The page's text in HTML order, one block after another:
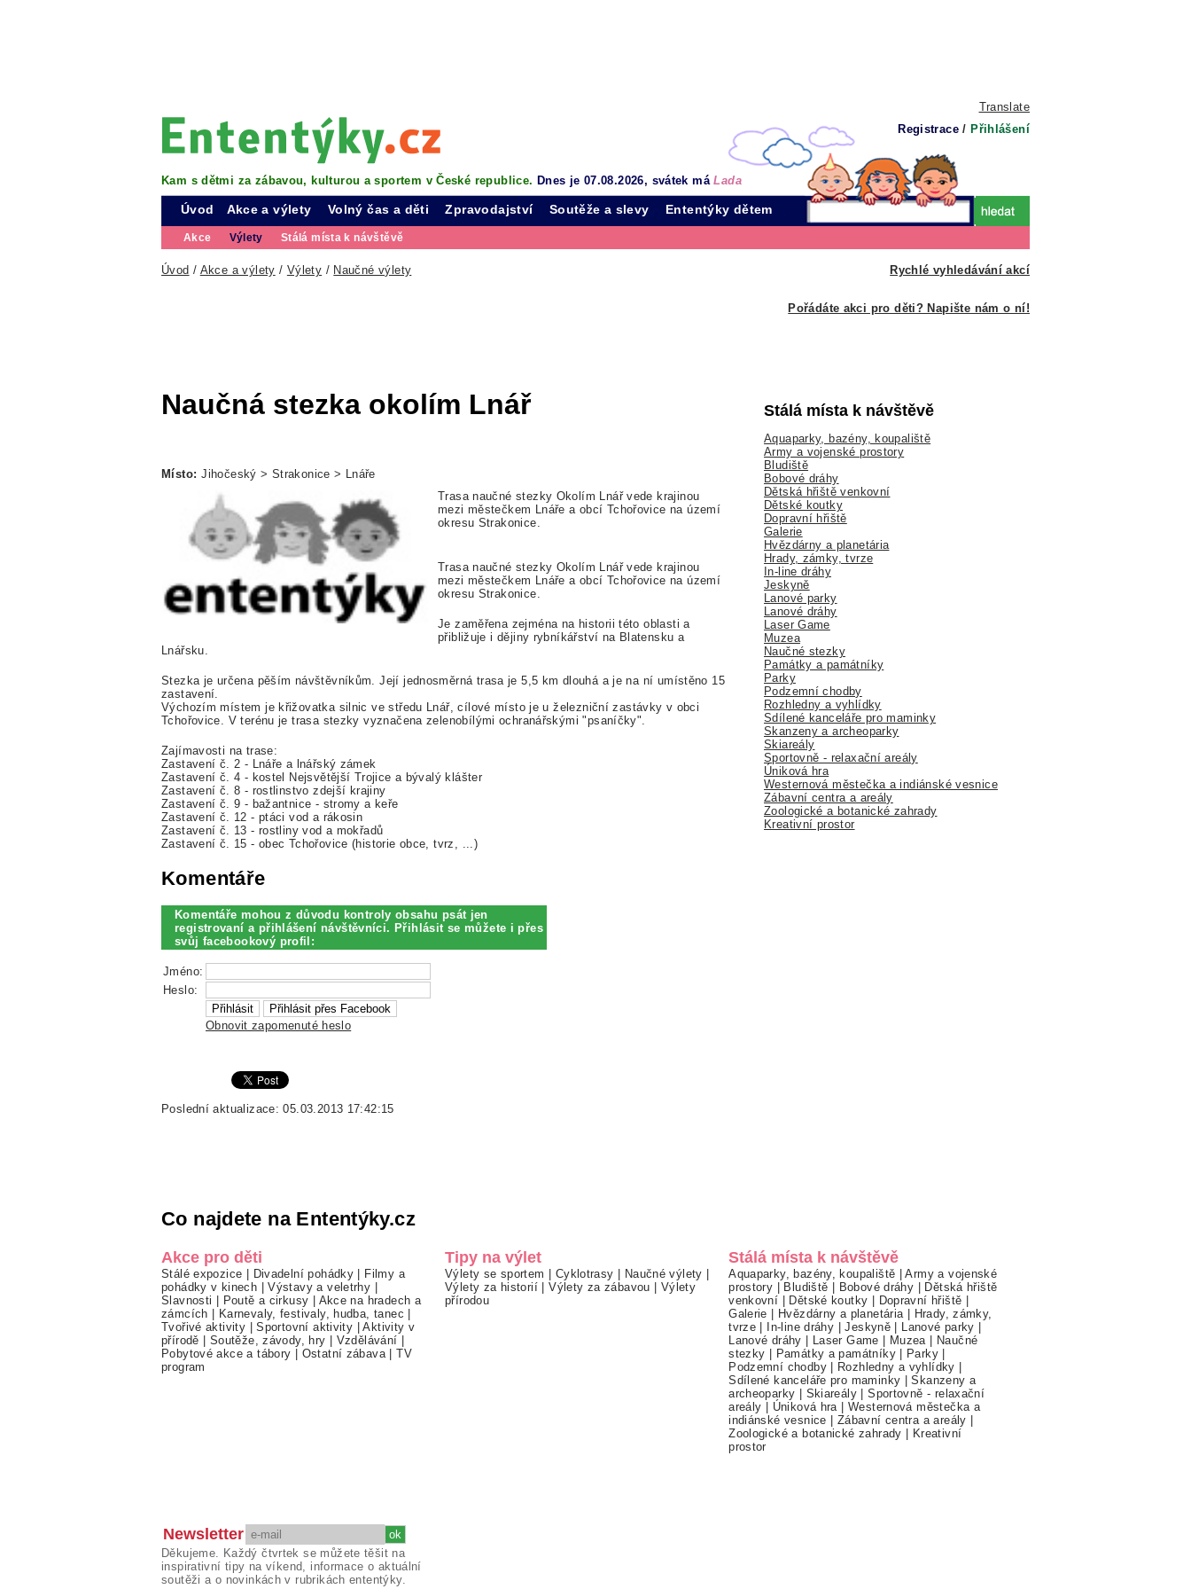
Translate
Registrace / Přihlášení
Kam s dětmi za zábavou, kulturou a sportem v České republice. Dnes je 07.08.2026, svátek máLada
Úvod Akce a výlety
Akce Výlety Stálá místa k návštěvě
Volný čas a děti Zpravodajství Soutěže a slevy Ententýky dětem
Rychlé vyhledávání akcí
Úvod / Akce a výlety / Výlety / Naučné výlety
Pořádáte akci pro děti? Napište nám o ní!
Naučná stezka okolím Lnář
Místo: Jihočeský > Strakonice > Lnáře
Trasa naučné stezky Okolím Lnář vede krajinou
mezi městečkem Lnáře a obcí Tchořovice na území
okresu Strakonice.
Trasa naučné stezky Okolím Lnář vede krajinou
mezi městečkem Lnáře a obcí Tchořovice na území
okresu Strakonice.
Je zaměřena zejména na historii této oblasti a
přibližuje i dějiny rybníkářství na Blatensku a
Lnářsku.
Stezka je určena pěším návštěvníkům. Její jednosměrná trasa je 5,5 km dlouhá a je na ní umístěno 15
zastavení.
Výchozím místem je křižovatka silnic ve středu Lnář, cílové místo je u železniční zastávky v obci
Tchořovice. V terénu je trasa stezky vyznačena zelenobílými ochranářskými "psaníčky".
Zajímavosti na trase:
Zastavení č. 2 - Lnáře a lnářský zámek
Zastavení č. 4 - kostel Nejsvětější Trojice a bývalý klášter
Zastavení č. 8 - rostlinstvo zdejší krajiny
Zastavení č. 9 - bažantnice - stromy a keře
Zastavení č. 12 - ptáci vod a rákosin
Zastavení č. 13 - rostliny vod a mokřadů
Zastavení č. 15 - obec Tchořovice (historie obce, tvrz, ...)
Komentáře
Komentáře mohou z důvodu kontroly obsahu psát jen
registrovaní a přihlášení návštěvníci. Přihlásit se můžete i přes
svůj facebookový profil:
Jméno:
Heslo:
Obnovit zapomenuté heslo
Poslední aktualizace: 05.03.2013 17:42:15
Stálá místa k návštěvě
Aquaparky, bazény, koupaliště
Army a vojenské prostory
Bludiště
Bobové dráhy
Dětská hřiště venkovní
Dětské koutky
Dopravní hřiště
Galerie
Hvězdárny a planetária
Hrady, zámky, tvrze
In-line dráhy
Jeskyně
Lanové parky
Lanové dráhy
Laser Game
Muzea
Naučné stezky
Památky a památníky
Parky
Podzemní chodby
Rozhledny a vyhlídky
Sdílené kanceláře pro maminky
Skanzeny a archeoparky
Skiareály
Sportovně - relaxační areály
Úniková hra
Westernová městečka a indiánské vesnice
Zábavní centra a areály
Zoologické a botanické zahrady
Kreativní prostor
Co najdete na Ententýky.cz
Akce pro děti
Stálé expozice | Divadelní pohádky | Filmy a
pohádky v kinech |Výstavy a veletrhy |
Slavnosti | Poutě a cirkusy | Akce na hradech a
zámcích | Karnevaly, festivaly, hudba, tanec |
Tvořivé aktivity |Sportovní aktivity |Aktivity v
přírodě | Soutěže, závody, hry | Vzdělávání |
Pobytové akce a tábory | Ostatní zábava |TV
program
Tipy na výlet
Výlety se sportem | Cyklotrasy | Naučné výlety |
Výlety za historií |Výlety za zábavou | Výlety
přírodou
Stálá místa k návštěvě
Aquaparky, bazény, koupaliště |Army a vojenské
prostory | Bludiště | Bobové dráhy | Dětská hřiště
venkovní | Dětské koutky | Dopravní hřiště |
Galerie | Hvězdárny a planetária | Hrady, zámky,
tvrze | In-line dráhy |Jeskyně | Lanové parky |
Lanové dráhy | Laser Game | Muzea | Naučné
stezky | Památky a památníky| Parky |
Podzemní chodby| Rozhledny a vyhlídky |
Sdílené kanceláře pro maminky |Skanzeny a
archeoparky | Skiareály |Sportovně - relaxační
areály | Úniková hra |Westernová městečka a
indiánské vesnice | Zábavní centra a areály |
Zoologické a botanické zahrady | Kreativní
prostor
Newsletter
Děkujeme. Každý čtvrtek se můžete těšit na
inspirativní tipy na víkend, informace o aktuální
soutěži a o novinkách v rubrikách ententýky.